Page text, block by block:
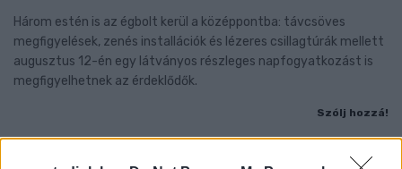
Három estén is az égbolt kerül a középpontba: távcsöves
megfigyelések, zenés installációk és lézeres csillagtúrák mellett
augusztus 12-én egy látványos részleges napfogyatkozást is
megfigyelhetnek az érdeklődők.
Szólj hozzá!